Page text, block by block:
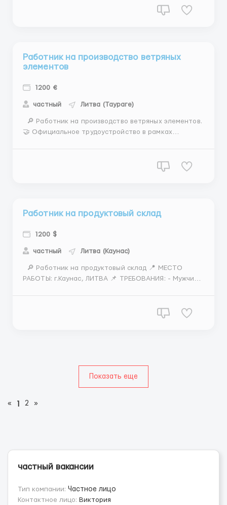
способности, внимательность, хорошее зрение.
Работник на производство ветряных
элементов
1200 €
частный Литва (Таураге)
🤝 Официальное трудоустройство в рамках
Работник на продуктовый склад
1200 $
частный Литва (Каунас)
РАБОТЫ: г.Каунас, ЛИТВА 📌 ТРЕБОВАНИЯ: - Мужчины
Показать еще
« 2 »
частный вакансии
Тип компании: Частное лицо
Контактное лицо: Виктория